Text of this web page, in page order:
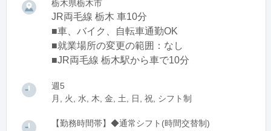
栃木県栃木市
JR両毛線 栃木 車10分
■車、バイク、自転車通勤OK
■就業場所の変更の範囲：なし
■JR両毛線 栃木駅から車で10分
週5
月, 火, 水, 木, 金, 土, 日, 祝, シフト制
【勤務時間帯】◆通常シフト(時間交替制)